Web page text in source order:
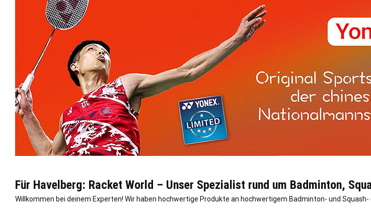
Für Havelberg: Racket World – Unser Spezialist rund um Badminton,
Willkommen bei deinem Experten! Wir haben hochwertige Produkte an hochwertigem Badminton- und